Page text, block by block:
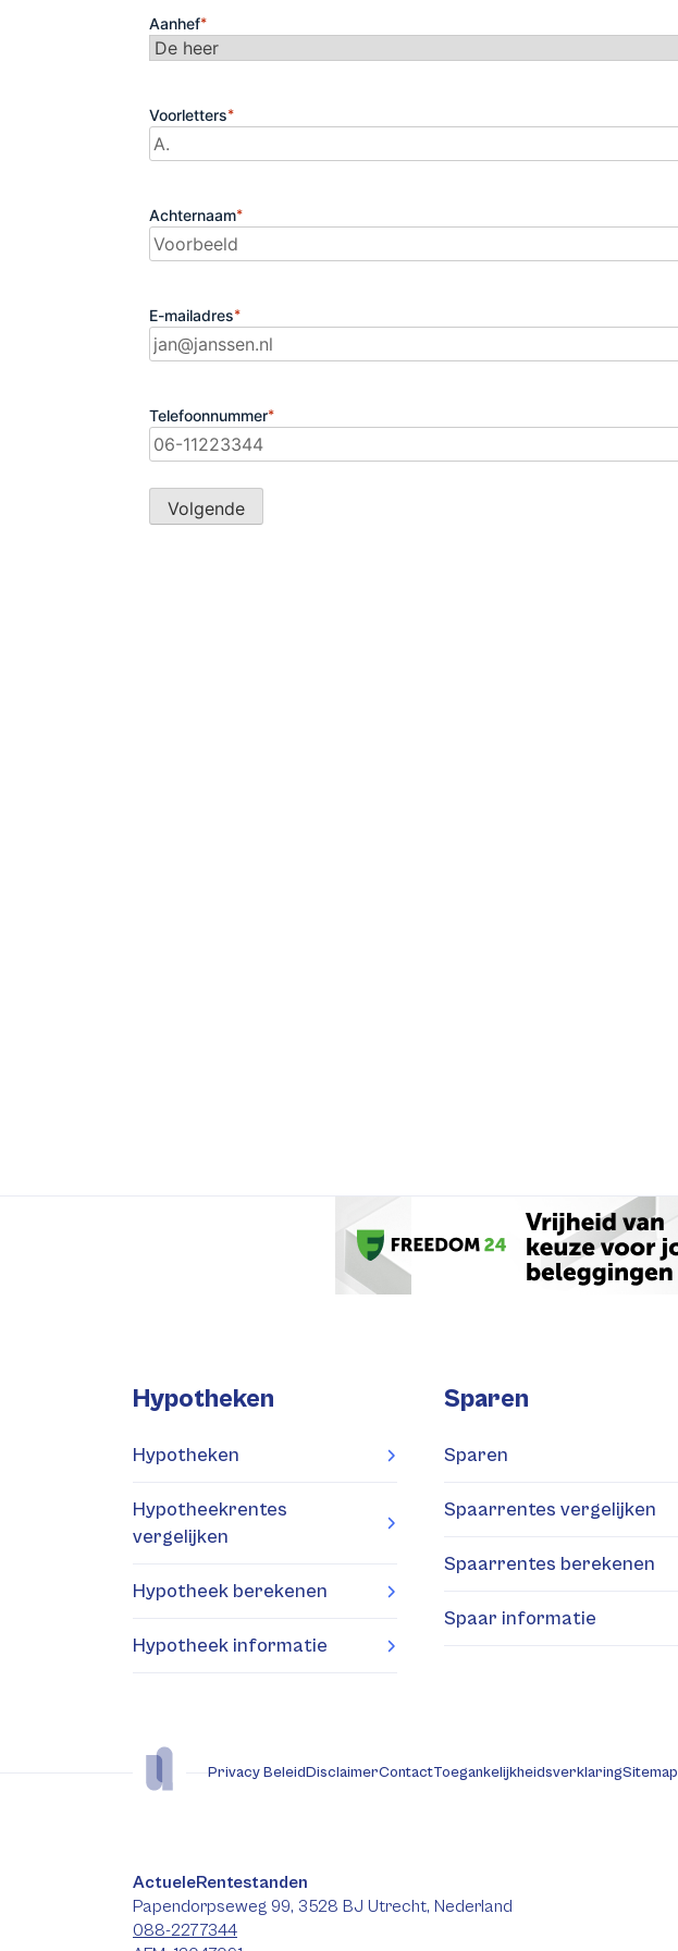
Hypotheken
Hypotheken
Hypotheekrentes
vergelijken
Hypotheek berekenen
Hypotheek informatie
Sparen
Sparen
Spaarrentes vergelijken
Spaarrentes berekenen
Spaar informatie
Privacy BeleidDisclaimerContactToegankelijkheidsverklaringSitemap
ActueleRentestanden
Papendorpseweg 99, 3528 BJ Utrecht, Nederland
088-2277344